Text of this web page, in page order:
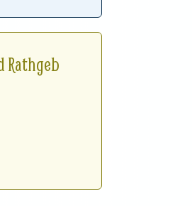
Rathgeb